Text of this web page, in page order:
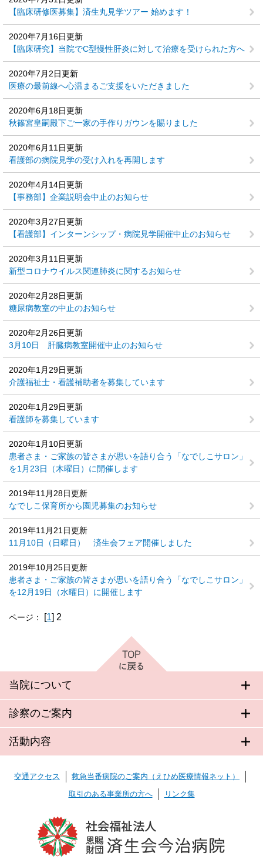
【臨床研修医募集】済生丸見学ツアー 始めます！
2020年7月16日更新
【臨床研究】当院でC型慢性肝炎に対して治療を受けられた方へ
2020年7月2日更新
医療の最前線へ心温まるご支援をいただきました
2020年6月18日更新
秋篠宮皇嗣殿下ご一家の手作りガウンを賜りました
2020年6月11日更新
看護部の病院見学の受け入れを再開します
2020年4月14日更新
【事務部】企業説明会中止のお知らせ
2020年3月27日更新
【看護部】インターンシップ・病院見学開催中止のお知らせ
2020年3月11日更新
新型コロナウイルス関連肺炎に関するお知らせ
2020年2月28日更新
糖尿病教室の中止のお知らせ
2020年2月26日更新
3月10日 肝臓病教室開催中止のお知らせ
2020年1月29日更新
介護福祉士・看護補助者を募集しています
2020年1月29日更新
看護師を募集しています
2020年1月10日更新
患者さま・ご家族の皆さまが思いを語り合う「なでしこサロン」
を1月23日（木曜日）に開催します
2019年11月28日更新
なでしこ保育所から園児募集のお知らせ
2019年11月21日更新
11月10日（日曜日） 済生会フェア開催しました
2019年10月25日更新
患者さま・ご家族の皆さまが思いを語り合う「なでしこサロン」
を12月19日（水曜日）に開催します
ページ： [1] 2
当院について
診察のご案内
活動内容
交通アクセス
救急当番病院のご案内（えひめ医療情報ネット）
取引のある事業所の方へ
リンク集